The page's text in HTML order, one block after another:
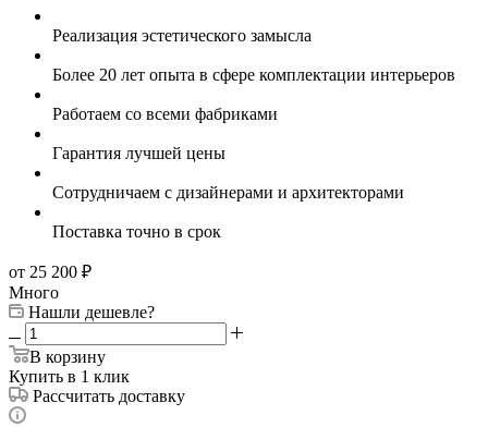
Реализация эстетического замысла
Более 20 лет опыта в сфере комплектации интерьеров
Работаем со всеми фабриками
Гарантия лучшей цены
Сотрудничаем с дизайнерами и архитекторами
Поставка точно в срок
от 25 200 ₽
Много
Нашли дешевле?
В корзину
Купить в 1 клик
Рассчитать доставку